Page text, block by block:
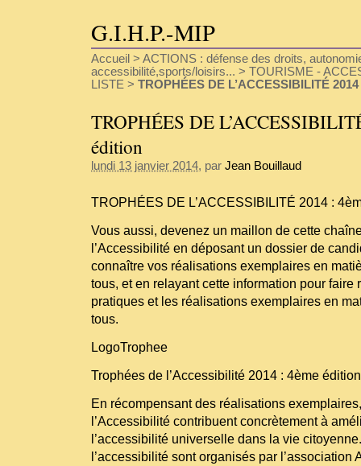
G.I.H.P.-MIP
Accueil > ACTIONS : défense des droits,
accessibilité,sports/loisirs... > TOURISME -
LISTE > TROPHÉES DE L’ACCESSIBILITÉ
TROPHÉES DE
édition
lundi 13 janvier 2014, par Jean Bouillaud
TROPHÉES DE L’ACCESSIBILITÉ 2014 :
Vous aussi, devenez un maillon de cette
l’Accessibilité en déposant un dossier de
connaître vos réalisations exemplaires en
tous, et en relayant cette information pour faire
pratiques et les réalisations exemplaires en
tous.
LogoTrophee
Trophées de l’Accessibilité 2014 : 4ème édition
En récompensant des réalisations
l’Accessibilité contribuent concrètement à
l’accessibilité universelle dans la vie
l’accessibilité sont organisés par l’association